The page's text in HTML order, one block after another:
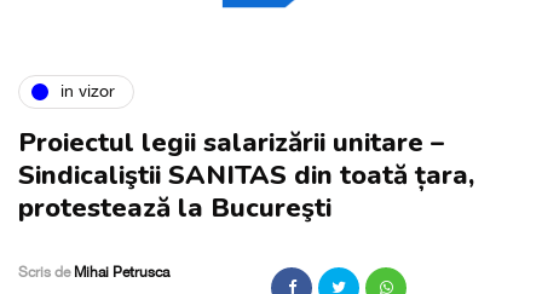
in vizor
Proiectul legii salarizării unitare –
Sindicaliştii SANITAS din toată țara,
protestează la Bucureşti
Scris de Mihai Petrusca